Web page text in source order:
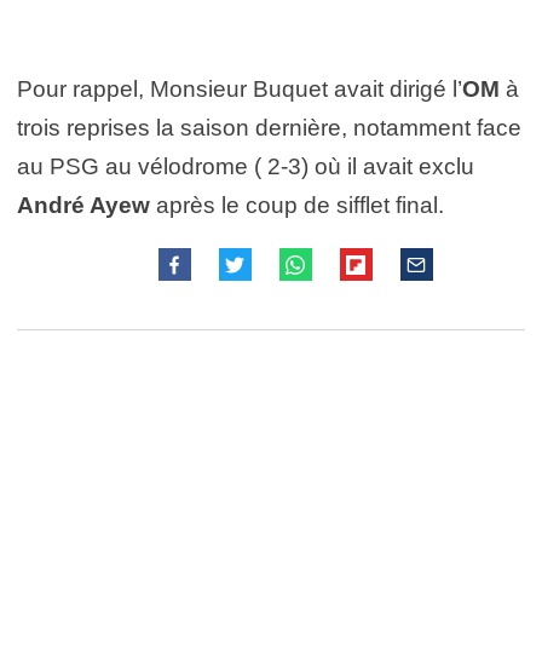
Pour rappel, Monsieur Buquet avait dirigé l’OM à
trois reprises la saison dernière, notamment face
au PSG au vélodrome ( 2-3) où il avait exclu
André Ayew après le coup de sifflet final.